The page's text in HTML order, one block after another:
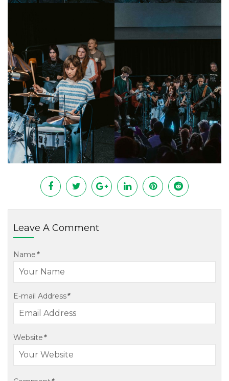
Leave A Comment
Name*
E-mail Address*
Website*